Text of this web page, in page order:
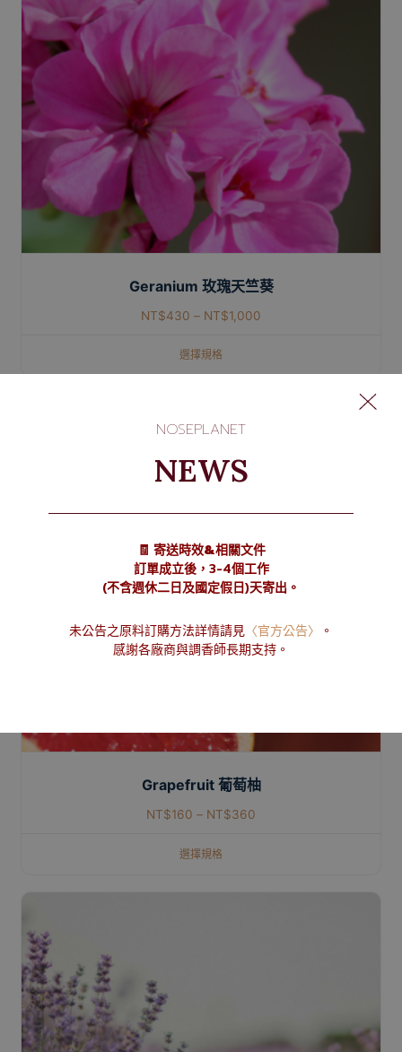
Geranium 玫瑰天竺葵
NT$430 – NT$1,000
選擇規格
Grapefruit 葡萄柚
NT$160 – NT$360
選擇規格
NOSEPLANET
NEWS
🧾 寄送時效&相關文件
訂單成立後，3-4個工作
(不含週休二日及國定假日)天寄出。
未公告之原料訂購方法詳情請見 〈官方公告〉
。
感謝各廠商與調香師長期支持。